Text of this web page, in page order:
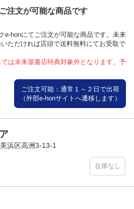
注文が可能な商品です
e-honにてご注文が可能な商品です。未来
ただければ店頭で送料無料にてお受取で
は未来屋書店特典対象外となります。予
ご注文可能：通常１～２日で出荷
（外部e-honサイトへ遷移します）
浜区高洲3-13-1
在庫なし